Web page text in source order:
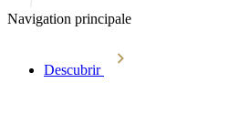
Navigation principale
Descubrir